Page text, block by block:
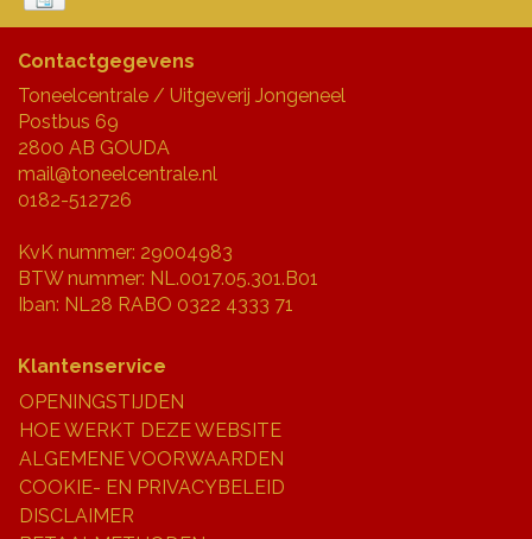
Contactgegevens
Toneelcentrale / Uitgeverij Jongeneel
Postbus 69
2800 AB GOUDA
mail@toneelcentrale.nl
0182-512726
KvK nummer: 29004983
BTW nummer: NL.0017.05.301.B01
Iban: NL28 RABO 0322 4333 71
Klantenservice
OPENINGSTIJDEN
HOE WERKT DEZE WEBSITE
ALGEMENE VOORWAARDEN
COOKIE- EN PRIVACYBELEID
DISCLAIMER